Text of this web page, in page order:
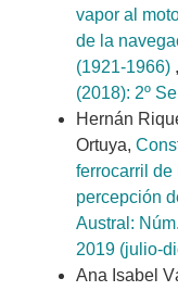
vapor al
de la
(1921-1966) ,
(2018): 2º
Hernán
Ortuya,
ferrocarril de
percepción
Austral:
2019 (julio-
Ana Isabel